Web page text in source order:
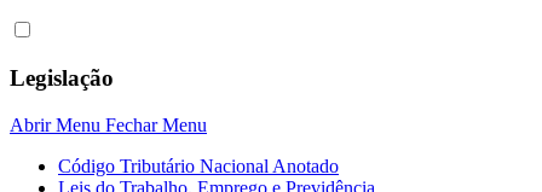
Legislação
Abrir Menu Fechar Menu
Código Tributário Nacional Anotado
Leis do Trabalho, Emprego e Previdência